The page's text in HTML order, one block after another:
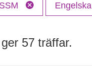
SSM Engelska
57 träffar.